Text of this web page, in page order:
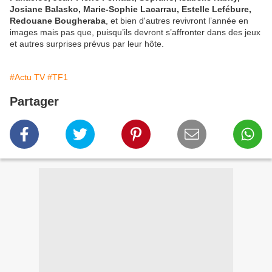
Josiane Balasko, Marie-Sophie Lacarrau, Estelle Lefébure,
Redouane Bougheraba , et bien d'autres revivront l’année en
images mais pas que, puisqu’ils devront s’affronter dans des jeux
et autres surprises prévus par leur hôte.
#Actu TV #TF1
Partager